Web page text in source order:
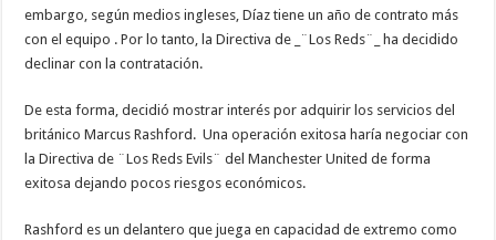
embargo, según medios ingleses, Díaz tiene un año de contrato más
con el equipo . Por lo tanto, la Directiva de _¨Los Reds¨_ ha decidido
declinar con la contratación.
De esta forma, decidió mostrar interés por adquirir los servicios del
británico Marcus Rashford. Una operación exitosa haría negociar con
la Directiva de ¨Los Reds Evils¨ del Manchester United de forma
exitosa dejando pocos riesgos económicos.
Rashford es un delantero que juega en capacidad de extremo como